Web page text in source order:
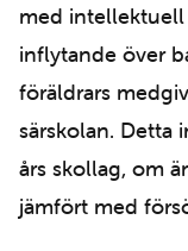
med
inflytande över
föräldrars
särskolan. Detta
års skollag, om
jämfört med